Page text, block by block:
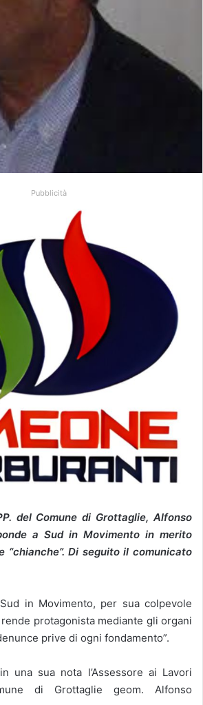
Pubblicità
del Comune di Grottaglie, Alfonso
a Sud in Movimento in merito
“chianche”. Di seguito il comunicato
in Movimento, per sua colpevole
protagonista mediante gli organi
prive di ogni fondamento”.
una sua nota l’Assessore ai Lavori
di Grottaglie geom. Alfonso